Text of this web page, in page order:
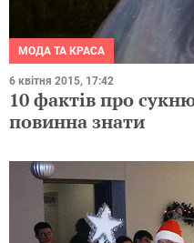
МОДА ТА КРАСА
6 квітня 2015, 17:42
10 фактів про
повинна знати